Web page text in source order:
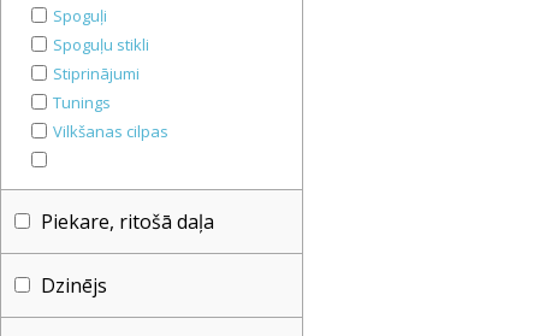
Spoguļi
Spoguļu stikli
Stiprinājumi
Tunings
Vilkšanas cilpas
Piekare, ritošā daļa
Dzinējs